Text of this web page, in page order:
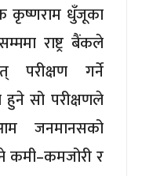
कृष्णराम धुँजूका
राष्ट्र बैंकले
परीक्षण गर्ने
हुने सो परीक्षणले
आम जनमानसको
कमी–कमजोरी र